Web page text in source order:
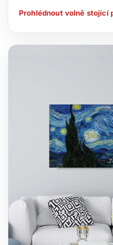
Prohlédnout volně stojící